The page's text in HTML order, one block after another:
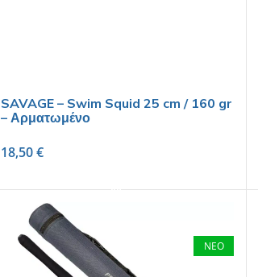
SAVAGE – Swim Squid 25 cm / 160 gr
– Αρματωμένο
18,50€
ΝΕΟ